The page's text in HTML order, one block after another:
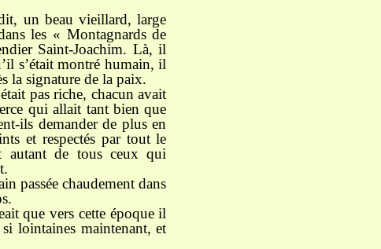
un beau vieillard, large
les « Montagnards de
Saint-Joachim. Là, il
s’était montré humain, il
la signature de la paix.
pas riche, chacun avait
qui allait tant bien que
ils demander de plus en
et respectés par tout le
autant de tous ceux qui
passée chaudement dans
que vers cette époque il
lointaines maintenant, et